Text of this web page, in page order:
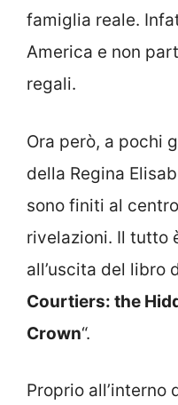
famiglia reale.
America e non
regali.
Ora però, a pochi
della Regina
sono finiti al
rivelazioni. Il tutto
all’uscita del libro
Courtiers: the
Crown“.
Proprio